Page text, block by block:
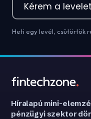
Kérem a levelet
Heti egy levél, csütörtök
Híralapú mini-
pénzügyi szektor